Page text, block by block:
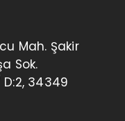
Mah. Şakir
Sok.
34349